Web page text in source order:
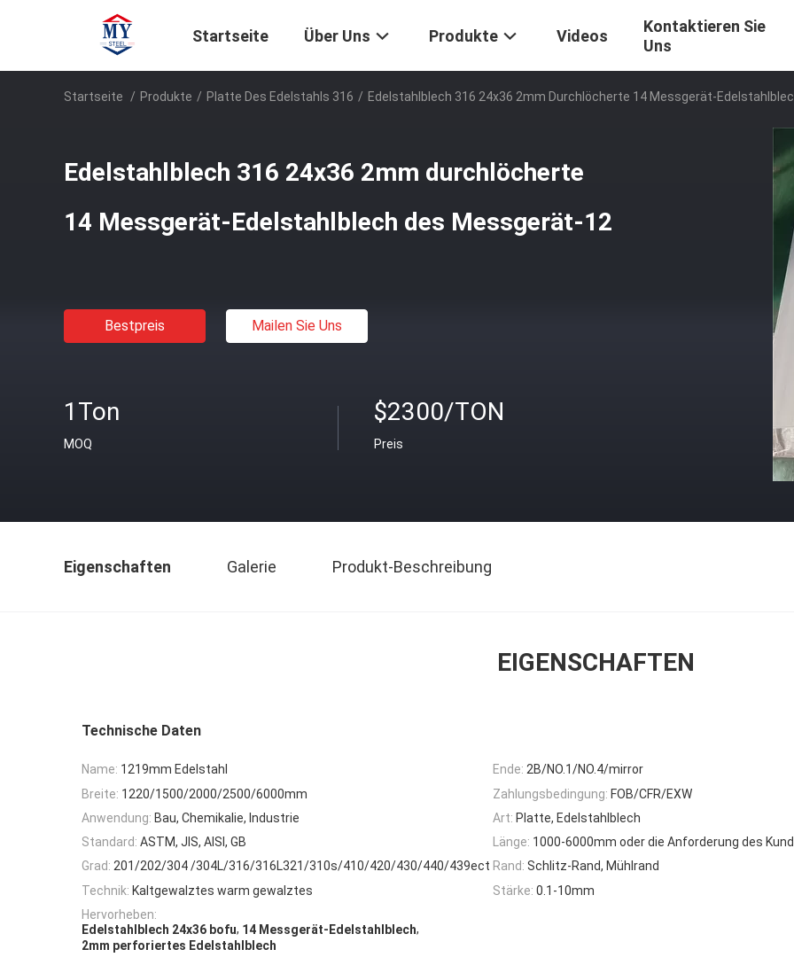
Startseite Über Uns Produkte Videos
Kontaktieren Sie
Uns
Startseite / Produkte / Platte Des Edelstahls 316 / Edelstahlblech 316 24x36 2mm Durchlöcherte 14 Messgerät-
Edelstahlblech 316 24x36 2mm durchlöcherte
14 Messgerät-Edelstahlblech des Messgerät-12
Bestpreis Mailen Sie Uns
1Ton
MOQ
$2300/TON
Preis
Eigenschaften Galerie Produkt-Beschreibung
EIGENSCHAFTEN
Technische Daten
Name: 1219mm Edelstahl Ende: 2B/NO.1/NO.4/mirror
Breite: 1220/1500/2000/2500/6000mm Zahlungsbedingung: FOB/CFR/EXW
Anwendung: Bau, Chemikalie, Industrie Art: Platte, Edelstahlblech
Standard: ASTM, JIS, AISI, GB Länge: 1000-6000mm oder die Anforderung des
Grad: 201/202/304 /304L/316/316L321/310s/410/420/430/440/439ect Rand: Schlitz-Rand, Mühlrand
Technik: Kaltgewalztes warm gewalztes Stärke: 0.1-10mm
Hervorheben:
Edelstahlblech 24x36 bofu, 14 Messgerät-Edelstahlblech,
2mm perforiertes Edelstahlblech